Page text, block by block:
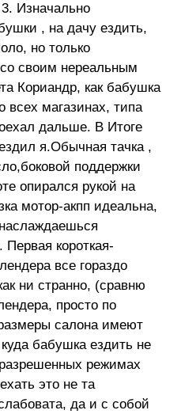
10
7
Изначально
, на дачу ездить,
но только
своим нереальным
Кориандр, как бабушка
всех магазинах, типа
дальше. В Итоге
я.Обычная тачка ,
поддержки
опирался рукой на
мотор-акпп идеальна,
короткая-
все гораздо
ни странно, (сравню
просто по
салона имеют
бабушка ездить не
режимах
это не та
да и с собой